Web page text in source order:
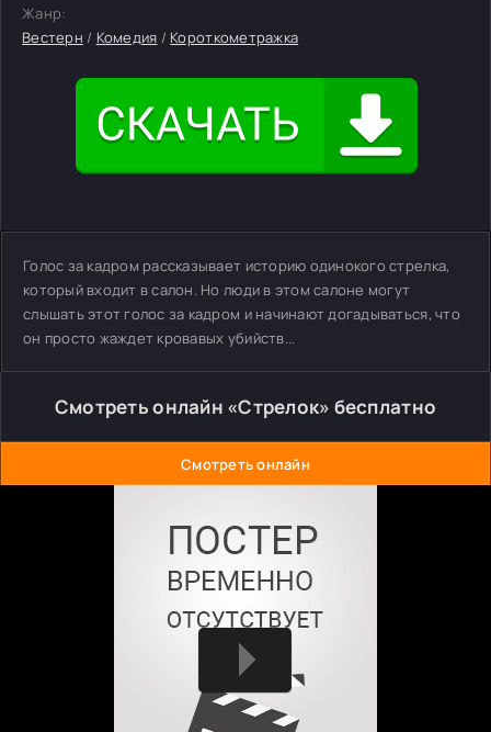
Жанр:
Вестерн / Комедия / Короткометражка
Голос за кадром рассказывает историю одинокого стрелка,
который входит в салон. Но люди в этом салоне могут
слышать этот голос за кадром и начинают догадываться, что
он просто жаждет кровавых убийств...
Смотреть онлайн «Стрелок» бесплатно
Смотреть онлайн